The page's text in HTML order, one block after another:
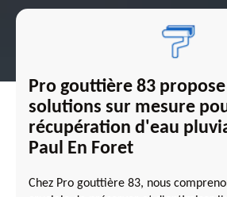
Pro gouttière 83
solutions sur mesure
récupération d'eau
Paul En Foret
Chez Pro gouttière 83, nous